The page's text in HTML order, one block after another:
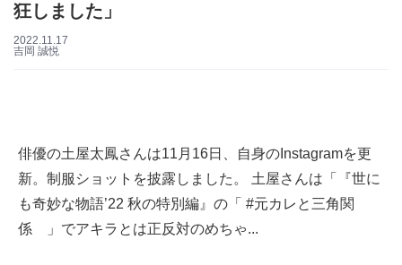
狂しました」
2022.11.17
吉岡 誠悦
俳優の土屋太鳳さんは11月16日、自身のInstagramを更
新。制服ショットを披露しました。 土屋さんは「『世に
も奇妙な物語’22 秋の特別編』の「 #元カレと三角関
係 」でアキラとは正反対のめちゃ...